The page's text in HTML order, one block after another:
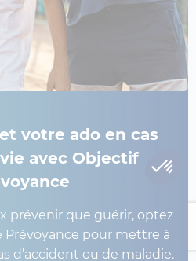
votre ado en cas
vie avec Objectif
prévenir que guérir, optez
pour mettre à
d’accident ou de maladie.